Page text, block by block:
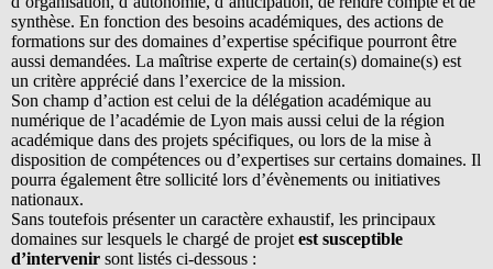
synthèse. En fonction des besoins académiques, des actions de
formations sur des domaines d’expertise spécifique pourront être
aussi demandées. La maîtrise experte de certain(s) domaine(s) est
un critère apprécié dans l’exercice de la mission.
Son champ d’action est celui de la délégation académique au
numérique de l’académie de Lyon mais aussi celui de la région
académique dans des projets spécifiques, ou lors de la mise à
disposition de compétences ou d’expertises sur certains domaines. Il
pourra également être sollicité lors d’évènements ou initiatives
nationaux.
Sans toutefois présenter un caractère exhaustif, les principaux
domaines sur lesquels le chargé de projet est susceptible
d’intervenir sont listés ci-dessous :